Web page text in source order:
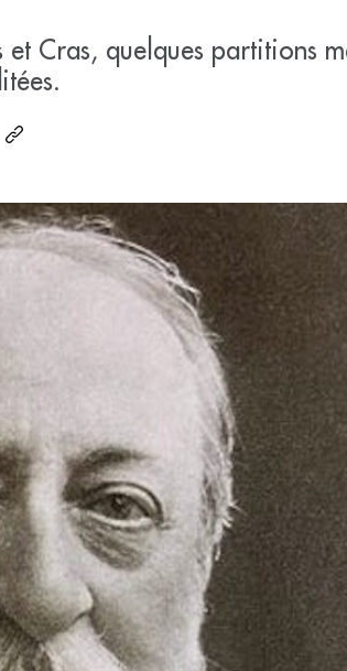
Cras, quelques partitions